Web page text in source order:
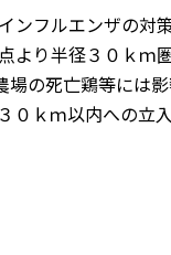
ンフルエンザの対
より半径３０ｋｍ
の死亡鶏等には
０ｋｍ以内への立